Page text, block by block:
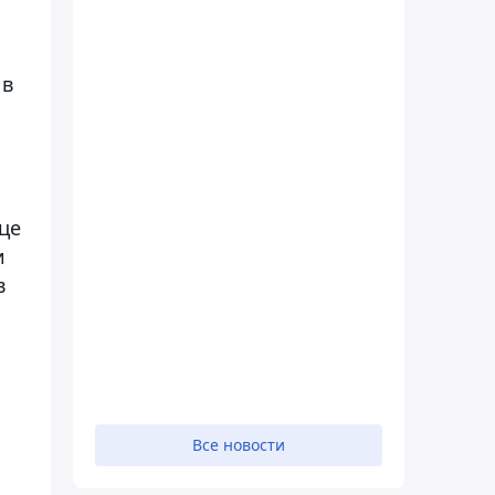
Все новости